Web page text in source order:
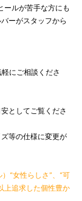
ールが苦手な方にも
ーがスタッフから
にご相談くださ
としてご覧くださ
等の仕様に変更が
“女性らしさ”、“可
上追求した個性豊か